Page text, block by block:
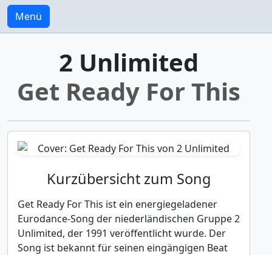
Menü
2 Unlimited
Get Ready For This
Kurzübersicht zum Song
Get Ready For This ist ein energiegeladener
Eurodance-Song der niederländischen Gruppe 2
Unlimited, der 1991 veröffentlicht wurde. Der
Song ist bekannt für seinen eingängigen Beat